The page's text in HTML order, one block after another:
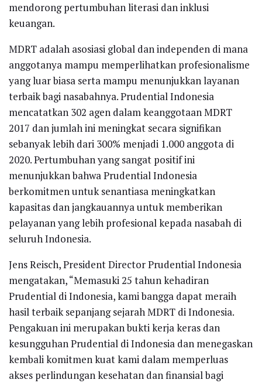
mendorong pertumbuhan literasi dan inklusi
keuangan.
MDRT adalah asosiasi global dan independen di mana
anggotanya mampu memperlihatkan profesionalisme
yang luar biasa serta mampu menunjukkan layanan
terbaik bagi nasabahnya. Prudential Indonesia
mencatatkan 302 agen dalam keanggotaan MDRT
2017 dan jumlah ini meningkat secara signifikan
sebanyak lebih dari 300% menjadi 1.000 anggota di
2020. Pertumbuhan yang sangat positif ini
menunjukkan bahwa Prudential Indonesia
berkomitmen untuk senantiasa meningkatkan
kapasitas dan jangkauannya untuk memberikan
pelayanan yang lebih profesional kepada nasabah di
seluruh Indonesia.
Jens Reisch, President Director Prudential Indonesia
mengatakan, “Memasuki 25 tahun kehadiran
Prudential di Indonesia, kami bangga dapat meraih
hasil terbaik sepanjang sejarah MDRT di Indonesia.
Pengakuan ini merupakan bukti kerja keras dan
kesungguhan Prudential di Indonesia dan menegaskan
kembali komitmen kuat kami dalam memperluas
akses perlindungan kesehatan dan finansial bagi